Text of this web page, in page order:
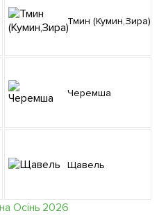
Тмин (Кумин,Зира)
Черемша
Щавель